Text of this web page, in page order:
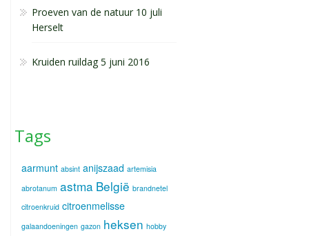
Proeven van de natuur 10 juli
Herselt
Kruiden ruildag 5 juni 2016
Tags
aarmunt absint anijszaad artemisia
abrotanum astma België brandnetel
citroenkruid citroenmelisse
galaandoeningen gazon heksen hobby